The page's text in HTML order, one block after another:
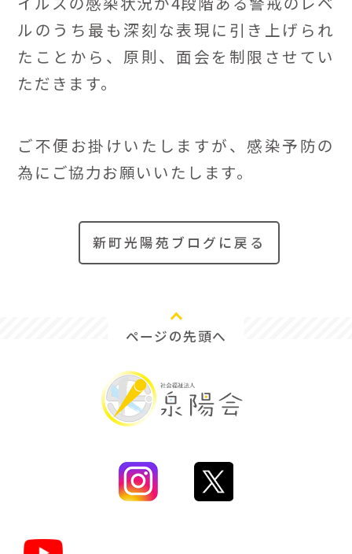
ルのうち最も深刻な表現に引き上げられ
たことから、原則、面会を制限させてい
ただきます。
ご不便お掛けいたしますが、感染予防の
為にご協力お願いいたします。
新町光陽苑ブログに戻る
ページの先頭へ